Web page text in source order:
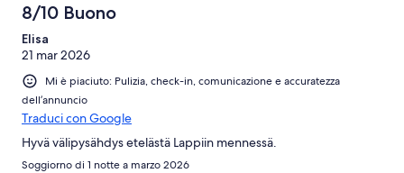
8/10 Buono
Elisa
21 mar 2026
Mi è piaciuto: Pulizia, check-in, comunicazione e accuratezza
dell’annuncio
Traduci con Google
Hyvä välipysähdys etelästä Lappiin mennessä.
Soggiorno di 1 notte a marzo 2026